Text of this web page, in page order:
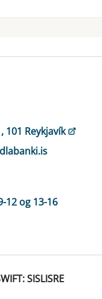
101 Reykjavík
12 og 13-16
SISLISRE